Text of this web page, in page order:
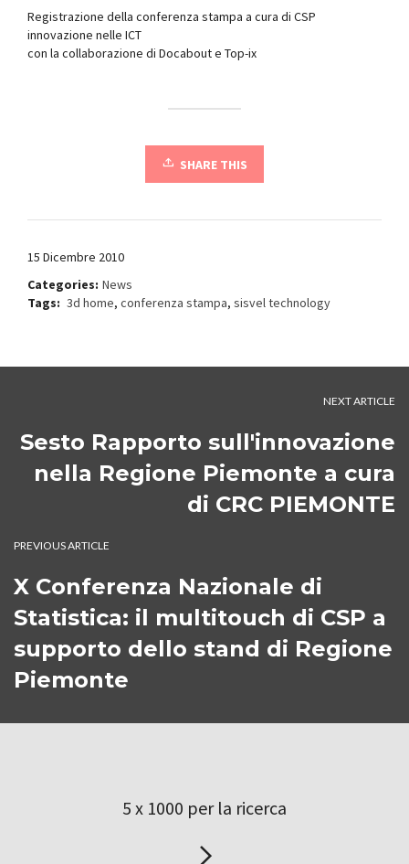
Registrazione della conferenza stampa a cura di CSP
innovazione nelle ICT
con la collaborazione di Docabout e Top-ix
SHARE THIS
15 Dicembre 2010
Categories: News
Tags: 3d home, conferenza stampa, sisvel technology
NEXT ARTICLE
Sesto Rapporto sull'innovazione
nella Regione Piemonte a cura
di CRC PIEMONTE
PREVIOUS ARTICLE
X Conferenza Nazionale di
Statistica: il multitouch di CSP a
supporto dello stand di Regione
Piemonte
5 x 1000 per la ricerca